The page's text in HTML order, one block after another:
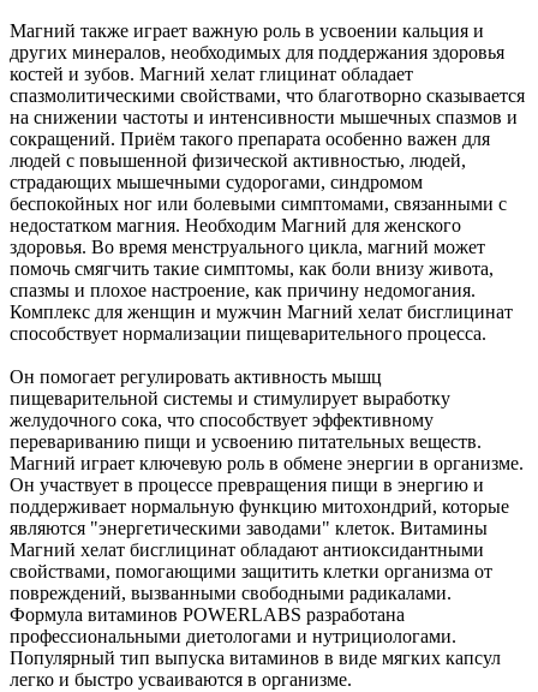
Магний также играет важную роль в усвоении кальция и
других минералов, необходимых для поддержания здоровья
костей и зубов. Магний хелат глицинат обладает
спазмолитическими свойствами, что благотворно сказывается
на снижении частоты и интенсивности мышечных спазмов и
сокращений. Приём такого препарата особенно важен для
людей с повышенной физической активностью, людей,
страдающих мышечными судорогами, синдромом
беспокойных ног или болевыми симптомами, связанными с
недостатком магния. Необходим Магний для женского
здоровья. Во время менструального цикла, магний может
помочь смягчить такие симптомы, как боли внизу живота,
спазмы и плохое настроение, как причину недомогания.
Комплекс для женщин и мужчин Магний хелат бисглицинат
способствует нормализации пищеварительного процесса.
Он помогает регулировать активность мышц
пищеварительной системы и стимулирует выработку
желудочного сока, что способствует эффективному
перевариванию пищи и усвоению питательных веществ.
Магний играет ключевую роль в обмене энергии в организме.
Он участвует в процессе превращения пищи в энергию и
поддерживает нормальную функцию митохондрий, которые
являются "энергетическими заводами" клеток. Витамины
Магний хелат бисглицинат обладают антиоксидантными
свойствами, помогающими защитить клетки организма от
повреждений, вызванными свободными радикалами.
Формула витаминов POWERLABS разработана
профессиональными диетологами и нутрициологами.
Популярный тип выпуска витаминов в виде мягких капсул
легко и быстро усваиваются в организме.